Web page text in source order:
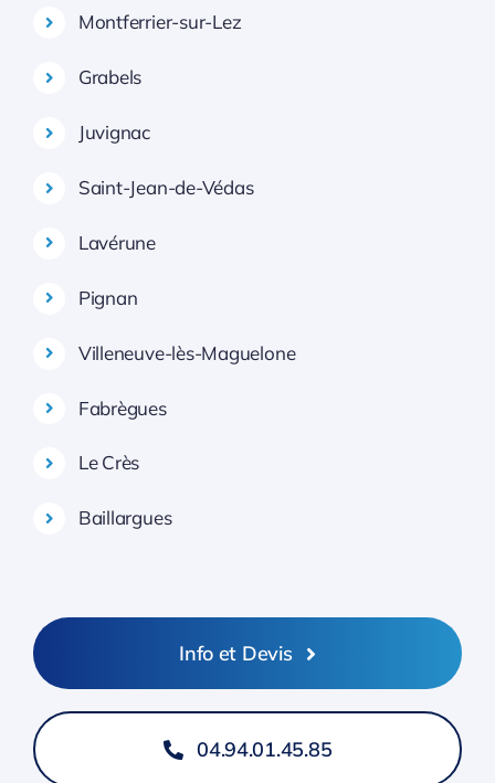
Montferrier-sur-Lez
Grabels
Juvignac
Saint-Jean-de-Védas
Lavérune
Pignan
Villeneuve-lès-Maguelone
Fabrègues
Le Crès
Baillargues
Info et Devis
04.94.01.45.85